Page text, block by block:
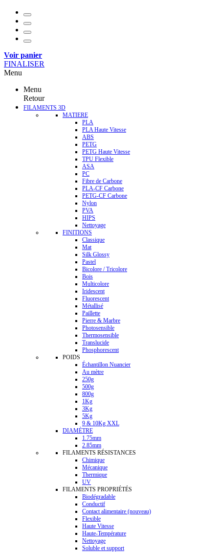
Voir panier
FINALISER
Menu
Menu
Retour
FILAMENTS 3D
MATIERE
PLA
PLA Haute Vitesse
ABS
PETG
PETG Haute Vitesse
TPU Flexible
ASA
PC
Fibre de Carbone
PLA-CF Carbone
PETG-CF Carbone
Nylon
PVA
HIPS
Nettoyage
FINITIONS
Classique
Mat
Silk Glossy
Pastel
Bicolore / Tricolore
Bois
Multicolore
Iridescent
Fluorescent
Métallisé
Paillette
Pierre & Marbre
Photosensible
Thermosensible
Translucide
Phosphorescent
POIDS
Échantillon Nuancier
Au mètre
250g
500g
800g
1Kg
3Kg
5Kg
9 & 10Kg XXL
DIAMÈTRE
1.75mm
2.85mm
FILAMENTS RÉSISTANCES
Chimique
Mécanique
Thermique
UV
FILAMENTS PROPRIÉTÉS
Biodégradable
Conductif
Contact alimentaire (nouveau)
Flexible
Haute Vitesse
Haute-Température
Nettoyage
Soluble et support